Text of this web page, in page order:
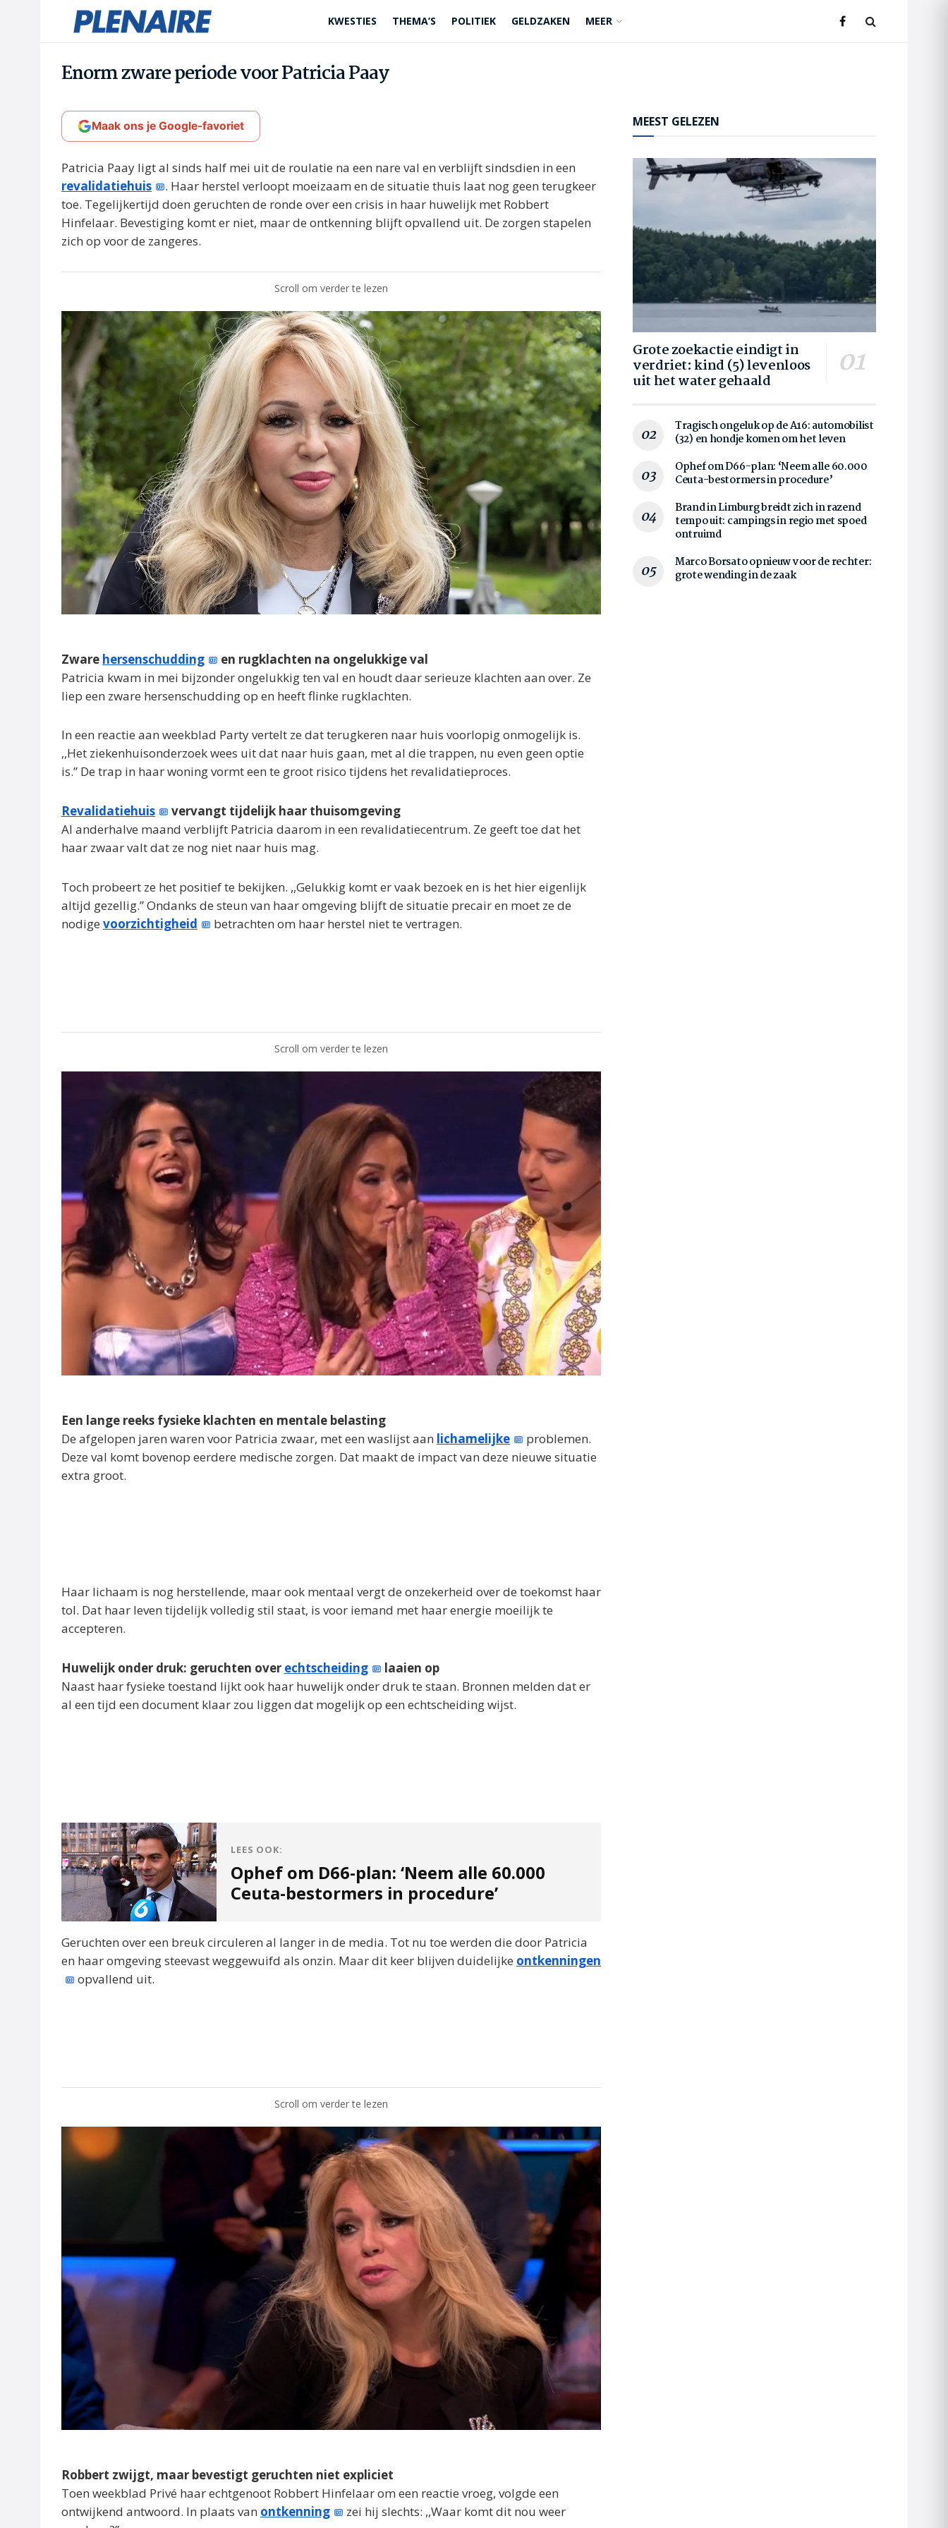
KWESTIES THEMA’S POLITIEK GELDZAKEN MEER
Enorm zware periode voor Patricia Paay
Maak ons je Google-favoriet
Patricia Paay ligt al sinds half mei uit de roulatie na een nare val en verblijft sindsdien in een
revalidatiehuis
. Haar herstel verloopt moeizaam en de situatie thuis laat nog geen terugkeer
toe. Tegelijkertijd doen geruchten de ronde over een crisis in haar huwelijk met Robbert
Hinfelaar. Bevestiging komt er niet, maar de ontkenning blijft opvallend uit. De zorgen stapelen
zich op voor de zangeres.
Scroll om verder te lezen
Zware hersenschudding
en rugklachten na ongelukkige val
Patricia kwam in mei bijzonder ongelukkig ten val en houdt daar serieuze klachten aan over. Ze
liep een zware hersenschudding op en heeft flinke rugklachten.
In een reactie aan weekblad Party vertelt ze dat terugkeren naar huis voorlopig onmogelijk is.
,,Het ziekenhuisonderzoek wees uit dat naar huis gaan, met al die trappen, nu even geen optie
is.” De trap in haar woning vormt een te groot risico tijdens het revalidatieproces.
Revalidatiehuis
vervangt tijdelijk haar thuisomgeving
Al anderhalve maand verblijft Patricia daarom in een revalidatiecentrum. Ze geeft toe dat het
haar zwaar valt dat ze nog niet naar huis mag.
Toch probeert ze het positief te bekijken. ,,Gelukkig komt er vaak bezoek en is het hier eigenlijk
altijd gezellig.” Ondanks de steun van haar omgeving blijft de situatie precair en moet ze de
nodige voorzichtigheid betrachten om haar herstel niet te vertragen.
Scroll om verder te lezen
Een lange reeks fysieke klachten en mentale belasting
De afgelopen jaren waren voor Patricia zwaar, met een waslijst aan lichamelijke
problemen.
Deze val komt bovenop eerdere medische zorgen. Dat maakt de impact van deze nieuwe situatie
extra groot.
Haar lichaam is nog herstellende, maar ook mentaal vergt de onzekerheid over de toekomst haar
tol. Dat haar leven tijdelijk volledig stil staat, is voor iemand met haar energie moeilijk te
accepteren.
Huwelijk onder druk: geruchten over echtscheiding
laaien op
Naast haar fysieke toestand lijkt ook haar huwelijk onder druk te staan. Bronnen melden dat er
al een tijd een document klaar zou liggen dat mogelijk op een echtscheiding wijst.
LEES OOK:
Ophef om D66-plan: ‘Neem alle 60.000
Ceuta-bestormers in procedure’
Geruchten over een breuk circuleren al langer in de media. Tot nu toe werden die door Patricia
en haar omgeving steevast weggewuifd als onzin. Maar dit keer blijven duidelijke ontkenningen
opvallend uit.
Scroll om verder te lezen
Robbert zwijgt, maar bevestigt geruchten niet expliciet
Toen weekblad Privé haar echtgenoot Robbert Hinfelaar om een reactie vroeg, volgde een
ontwijkend antwoord. In plaats van ontkenning
zei hij slechts: ,,Waar komt dit nou weer
MEEST GELEZEN
Grote zoekactie eindigt in
verdriet: kind (5) levenloos
uit het water gehaald
Tragisch ongeluk op de A16: automobilist
(32) en hondje komen om het leven
Ophef om D66-plan: ‘Neem alle 60.000
Ceuta-bestormers in procedure’
Brand in Limburg breidt zich in razend
tempo uit: campings in regio met spoed
ontruimd
Marco Borsato opnieuw voor de rechter:
grote wending in de zaak